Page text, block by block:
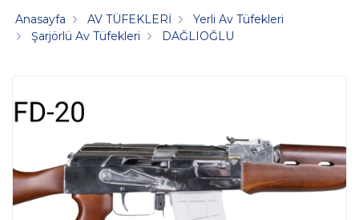
Anasayfa AV TÜFEKLERİ
Yerli Av Tüfekleri
Şarjörlü Av Tüfekleri
DAĞLIOĞLU